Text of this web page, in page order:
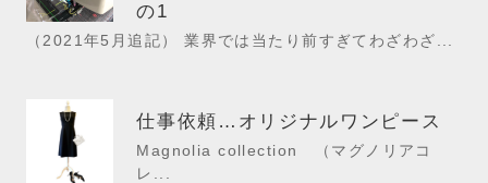
の1
（2021年5月追記） 業界では当たり前すぎてわざわざ...
仕事依頼…オリジナルワンピース
Magnolia collection （マグノリアコ
レ...